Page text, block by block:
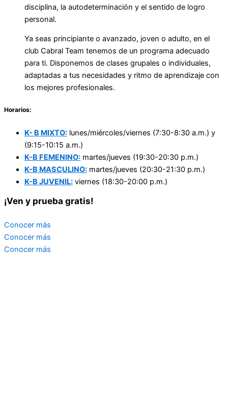
disciplina, la autodeterminación y el sentido de logro
personal.
Ya seas principiante o avanzado, joven o adulto, en el
club Cabral Team tenemos de un programa adecuado
para ti. Disponemos de clases grupales o individuales,
adaptadas a tus necesidades y ritmo de aprendizaje con
los mejores profesionales.
Horarios:
K- B MIXTO: lunes/miércoles/viernes (7:30-8:30 a.m.) y
(9:15-10:15 a.m.)
K-B FEMENINO: martes/jueves (19:30-20:30 p.m.)
K-B MASCULINO: martes/jueves (20:30-21:30 p.m.)
K-B JUVENIL: viernes (18:30-20:00 p.m.)
¡Ven y prueba gratis!
Conocer más
Conocer más
Conocer más